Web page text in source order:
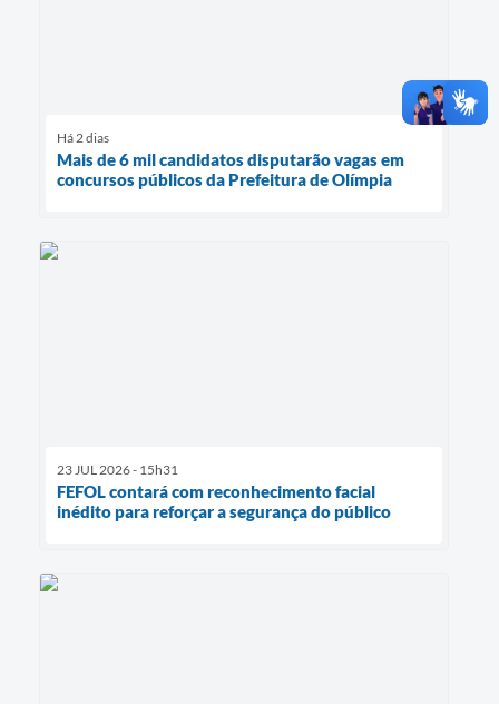
Há 2 dias
Mais de 6 mil candidatos disputarão vagas em
concursos públicos da Prefeitura de Olímpia
23 JUL 2026 - 15h31
FEFOL contará com reconhecimento facial
inédito para reforçar a segurança do público